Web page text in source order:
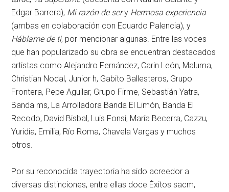
Edgar Barrera), Mi razón de sery Hermosa experiencia
(ambas en colaboración con Eduardo Palencia), y
Háblame de ti, por mencionar algunas. Entre las voces
que han popularizado su obra se encuentran destacados
artistas como Alejandro Fernández, Carin León, Maluma,
Christian Nodal, Junior h, Gabito Ballesteros, Grupo
Frontera, Pepe Aguilar, Grupo Firme, Sebastián Yatra,
Banda ms, La Arrolladora Banda El Limón, Banda El
Recodo, David Bisbal, Luis Fonsi, María Becerra, Cazzu,
Yuridia, Emilia, Río Roma, Chavela Vargas y muchos
otros.
Por su reconocida trayectoria ha sido acreedor a
diversas distinciones, entre ellas doce Éxitos sacm,